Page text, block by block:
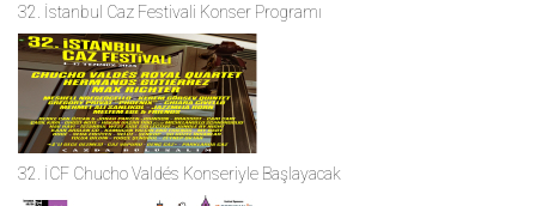
32. İstanbul Caz Festivali Konser Programı
32. İCF Chucho Valdés Konseriyle Başlayacak